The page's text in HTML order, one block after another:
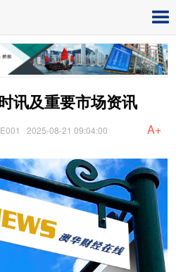
讯及重要市场资讯
2025-08-21 09:04:00 A+